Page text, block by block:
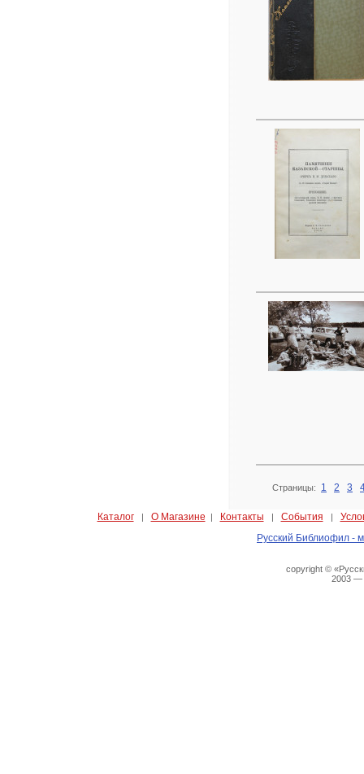
Страницы: 1 2 3
Каталог| О Магазине | Контакты | События |
Русский Библиофил -
copyright ©
2003 —